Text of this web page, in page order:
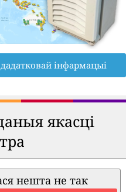
інфармацыі
якасці
нешта не так